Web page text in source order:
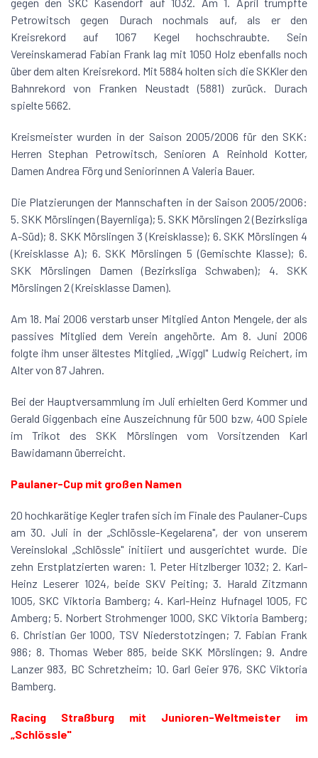
Petrowitsch gegen Durach nochmals auf, als er den
Kreisrekord auf 1067 Kegel hochschraubte. Sein
Vereinskamerad Fabian Frank lag mit 1050 Holz ebenfalls noch
über dem alten Kreisrekord. Mit 5884 holten sich die SKKler den
Bahnrekord von Franken Neustadt (5881) zurück. Durach
spielte 5662.
Kreismeister wurden in der Saison 2005/2006 für den SKK:
Herren Stephan Petrowitsch, Senioren A Reinhold Kotter,
Damen Andrea Förg und Seniorinnen A Valeria Bauer.
Die Platzierungen der Mannschaften in der Saison 2005/2006:
5. SKK Mörslingen (Bayernliga); 5. SKK Mörslingen 2 (Bezirksliga
A-Süd); 8. SKK Mörslingen 3 (Kreisklasse); 6. SKK Mörslingen 4
(Kreisklasse A); 6. SKK Mörslingen 5 (Gemischte Klasse); 6.
SKK Mörslingen Damen (Bezirksliga Schwaben); 4. SKK
Mörslingen 2 (Kreisklasse Damen).
Am 18. Mai 2006 verstarb unser Mitglied Anton Mengele, der als
passives Mitglied dem Verein angehörte. Am 8. Juni 2006
folgte ihm unser ältestes Mitglied, „Wiggl" Ludwig Reichert, im
Alter von 87 Jahren.
Bei der Hauptversammlung im Juli erhielten Gerd Kommer und
Gerald Giggenbach eine Auszeichnung für 500 bzw, 400 Spiele
im Trikot des SKK Mörslingen vom Vorsitzenden Karl
Bawidamann überreicht.
Paulaner-Cup mit großen Namen
20 hochkarätige Kegler trafen sich im Finale des Paulaner-Cups
am 30. Juli in der „Schlössle-Kegelarena", der von unserem
Vereinslokal „Schlössle" initiiert und ausgerichtet wurde. Die
zehn Erstplatzierten waren: 1. Peter Hitzlberger 1032; 2. Karl-
Heinz Leserer 1024, beide SKV Peiting; 3. Harald Zitzmann
1005, SKC Viktoria Bamberg; 4. Karl-Heinz Hufnagel 1005, FC
Amberg; 5. Norbert Strohmenger 1000, SKC Viktoria Bamberg;
6. Christian Ger 1000, TSV Niederstotzingen; 7. Fabian Frank
986; 8. Thomas Weber 885, beide SKK Mörslingen; 9. Andre
Lanzer 983, BC Schretzheim; 10. Garl Geier 976, SKC Viktoria
Bamberg.
Racing Straßburg mit Junioren-Weltmeister im
„Schlössle"